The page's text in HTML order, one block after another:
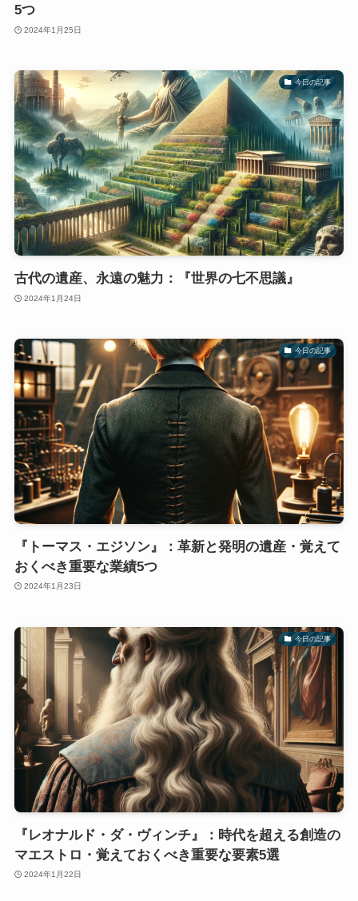
5つ
2024年1月25日
今日の記事
古代の遺産、永遠の魅力：『世界の七不思議』
2024年1月24日
今日の記事
『トーマス・エジソン』：革新と発明の遺産・覚えて
おくべき重要な業績5つ
2024年1月23日
今日の記事
『レオナルド・ダ・ヴィンチ』：時代を超える創造の
マエストロ・覚えておくべき重要な要素5選
2024年1月22日